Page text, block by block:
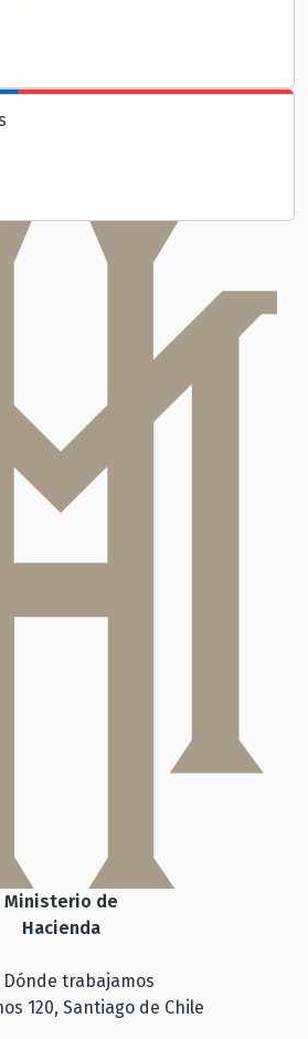
Ministerio de
Hacienda
Dónde trabajamos
120, Santiago de Chile